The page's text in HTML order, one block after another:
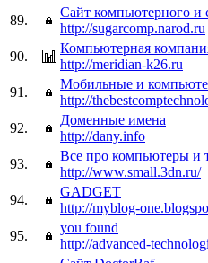
89.
Сайт компьютерного и
http://sugarcomp.narod.ru
90.
Компьютерная
http://meridian-k26.ru
91.
Мобильные и
http://
92.
Доменные имена
http://dany.info
93.
Все про компьютеры и
http://www.small.3dn.ru/
94.
GADGET
http://myblog-
95.
you found
http://advanced-